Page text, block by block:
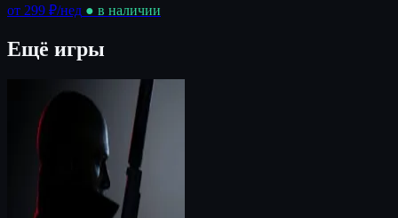
от 299 ₽/нед ● в наличии
Ещё игры